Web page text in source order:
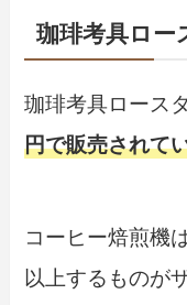
珈琲考具ロー
珈琲考具ロース
円で販売されて
コーヒー焙煎機
以上するものが